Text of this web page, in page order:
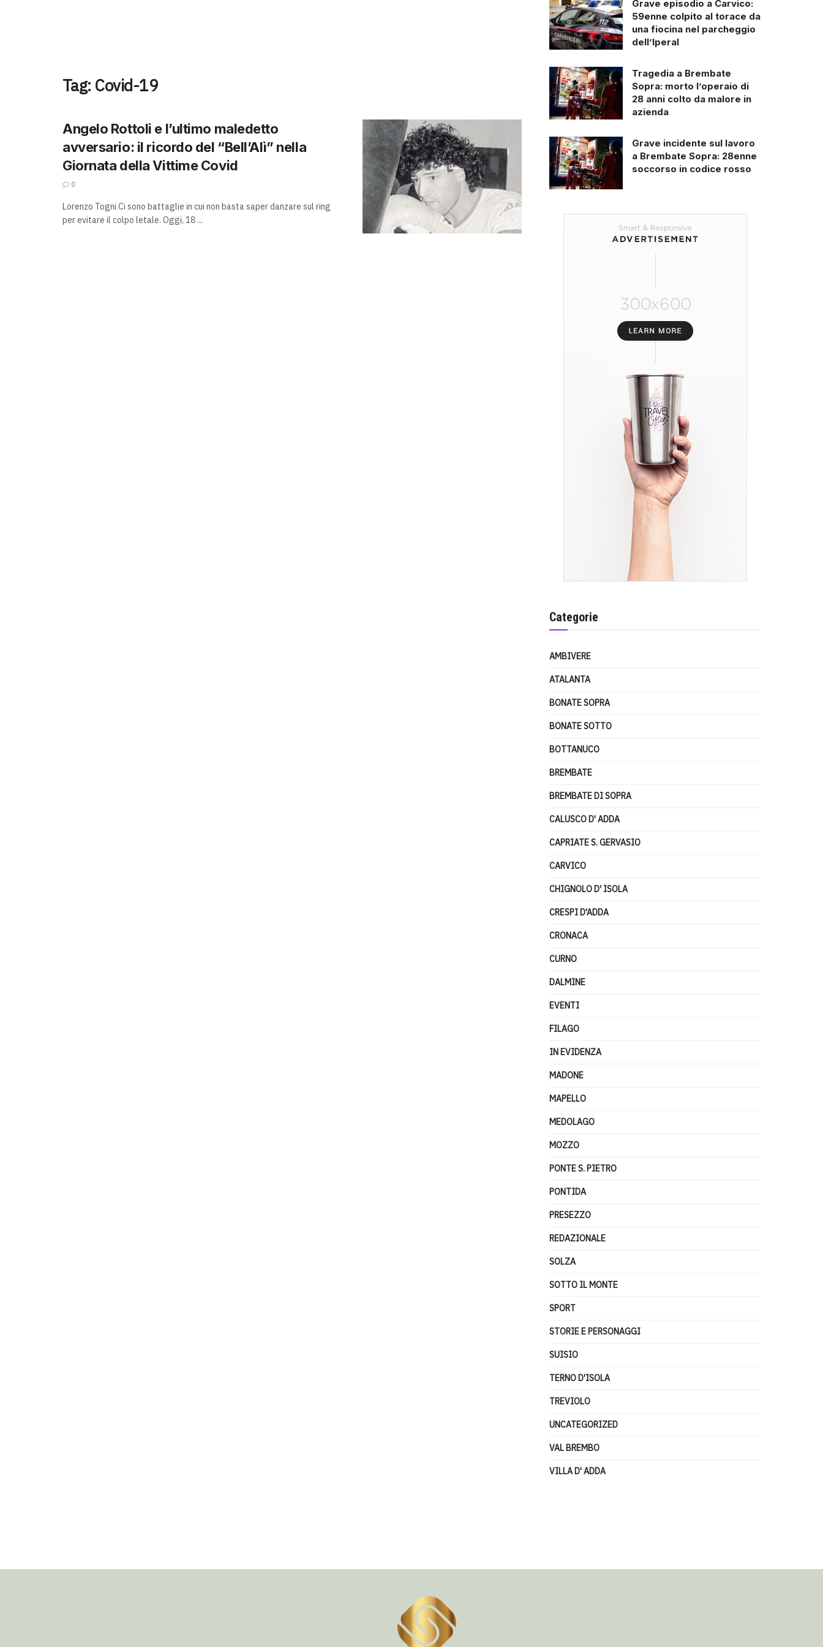
Tag: Covid-19
Angelo Rottoli e l’ultimo maledetto
avversario: il ricordo del “Bell’Alì” nella
Giornata della Vittime Covid
0
Lorenzo Togni Ci sono battaglie in cui non basta saper danzare sul ring
per evitare il colpo letale. Oggi, 18 ...
Grave episodio a Carvico:
59enne colpito al torace da
una fiocina nel parcheggio
dell’Iperal
Tragedia a Brembate
Sopra: morto l’operaio di
28 anni colto da malore in
azienda
Grave incidente sul lavoro
a Brembate Sopra: 28enne
soccorso in codice rosso
Categorie
AMBIVERE
ATALANTA
BONATE SOPRA
BONATE SOTTO
BOTTANUCO
BREMBATE
BREMBATE DI SOPRA
CALUSCO D' ADDA
CAPRIATE S. GERVASIO
CARVICO
CHIGNOLO D' ISOLA
CRESPI D'ADDA
CRONACA
CURNO
DALMINE
EVENTI
FILAGO
IN EVIDENZA
MADONE
MAPELLO
MEDOLAGO
MOZZO
PONTE S. PIETRO
PONTIDA
PRESEZZO
REDAZIONALE
SOLZA
SOTTO IL MONTE
SPORT
STORIE E PERSONAGGI
SUISIO
TERNO D'ISOLA
TREVIOLO
UNCATEGORIZED
VAL BREMBO
VILLA D' ADDA